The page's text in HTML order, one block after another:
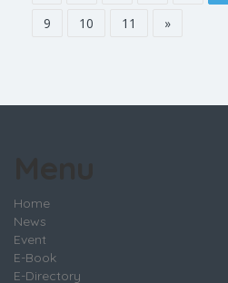
9
10 11 »
Home
News
Event
E-Book
E-Directory